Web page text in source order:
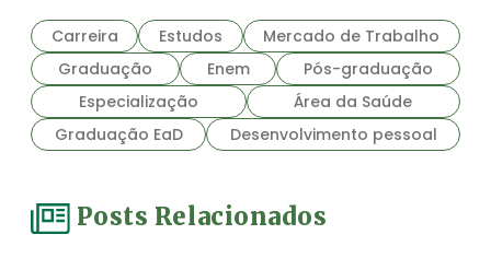
Carreira Estudos
Mercado de Trabalho
Graduação
Enem
Pós-graduação
Especialização
Área da Saúde
Graduação EaD
Desenvolvimento pessoal
Posts Relacionados